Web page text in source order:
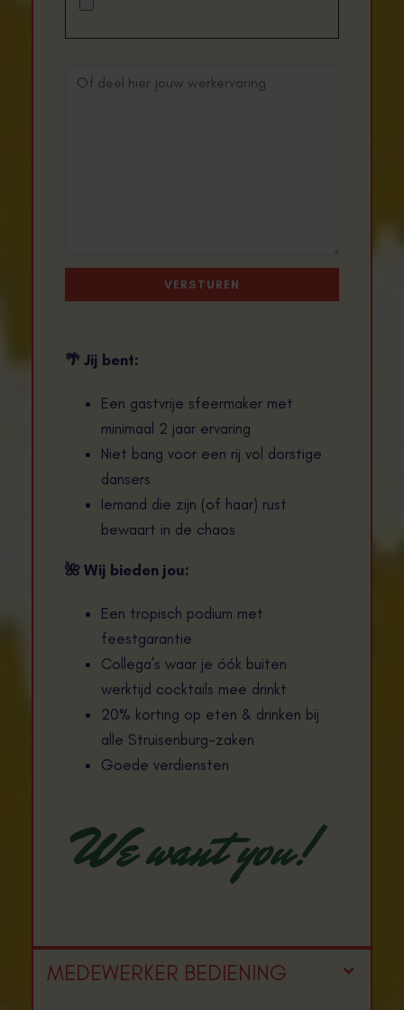
🌴 Jij bent:
Een gastvrije sfeermaker met
minimaal 2 jaar ervaring
Niet bang voor een rij vol dorstige
dansers
Iemand die zijn (of haar) rust
bewaart in de chaos
🌺 Wij bieden jou:
Een tropisch podium met
feestgarantie
Collega’s waar je óók buiten
werktijd cocktails mee drinkt
20% korting op eten & drinken bij
alle Struisenburg-zaken
Goede verdiensten
We want you!
MEDEWERKER BEDIENING